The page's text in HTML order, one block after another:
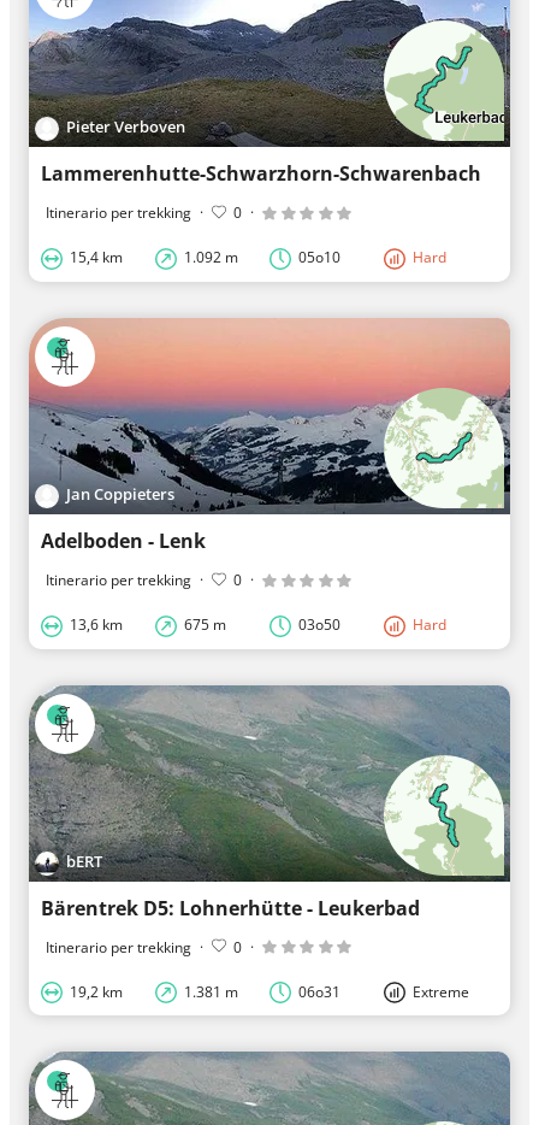
Pieter Verboven
Lammerenhutte-Schwarzhorn-Schwarenbach
Itinerario per trekking · 0 ·
15,4 km 1.092 m 05o10 Hard
Jan Coppieters
Adelboden - Lenk
Itinerario per trekking · 0 ·
13,6 km 675 m 03o50 Hard
bERT
Bärentrek D5: Lohnerhütte - Leukerbad
Itinerario per trekking · 0 ·
19,2 km 1.381 m 06o31 Extreme